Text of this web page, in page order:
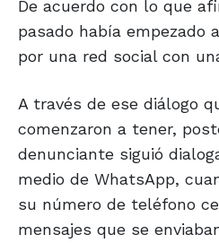
De acuerdo con lo que
pasado había empezado
por una red social con
A través de ese diálogo
comenzaron a tener,
denunciante siguió
medio de WhatsApp,
su número de teléfono
mensajes que se